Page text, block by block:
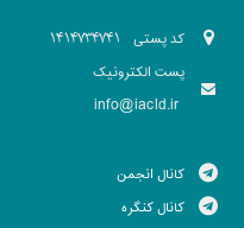
کد پستی
پست الکترونیک
info@iacld.ir
کانال انجمن
کانال کنگره